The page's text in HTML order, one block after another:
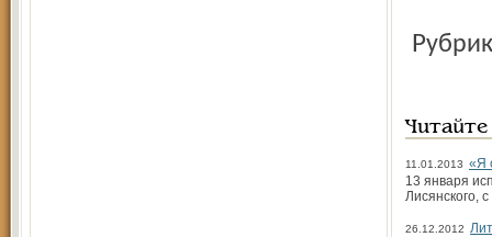
11.01.2013 «Я
13 января
Лисянского,
26.12.2012